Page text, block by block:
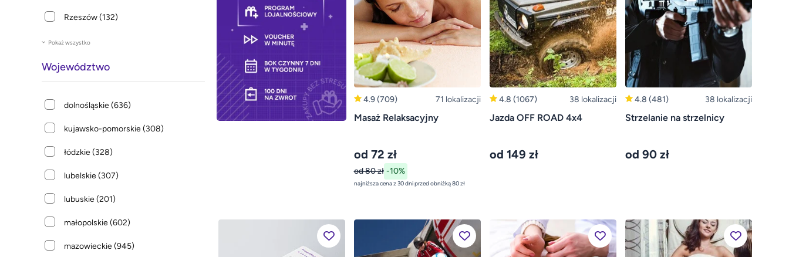
Rzeszów(132)
Pokaż wszystko
Województwo
dolnośląskie(636)
kujawsko-pomorskie(308)
łódzkie(328)
lubelskie(307)
lubuskie(201)
małopolskie(602)
mazowieckie(945)
4.9(709) 71 lokalizacji
Masaż Relaksacyjny
od 72 zł
od 80 zł -10%
najniższa cena z 30 dni przed obniżką 80 zł
4.8 (1067) 38 lokalizacji
Jazda OFF ROAD 4x4
od 149 zł
4.8 (481) 38 lokalizacji
Strzelanie na strzelnicy
od 90 zł